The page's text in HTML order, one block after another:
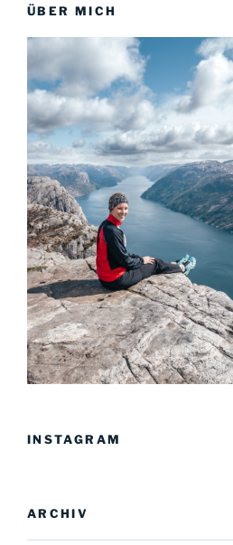
ÜBER MICH
INSTAGRAM
ARCHIV